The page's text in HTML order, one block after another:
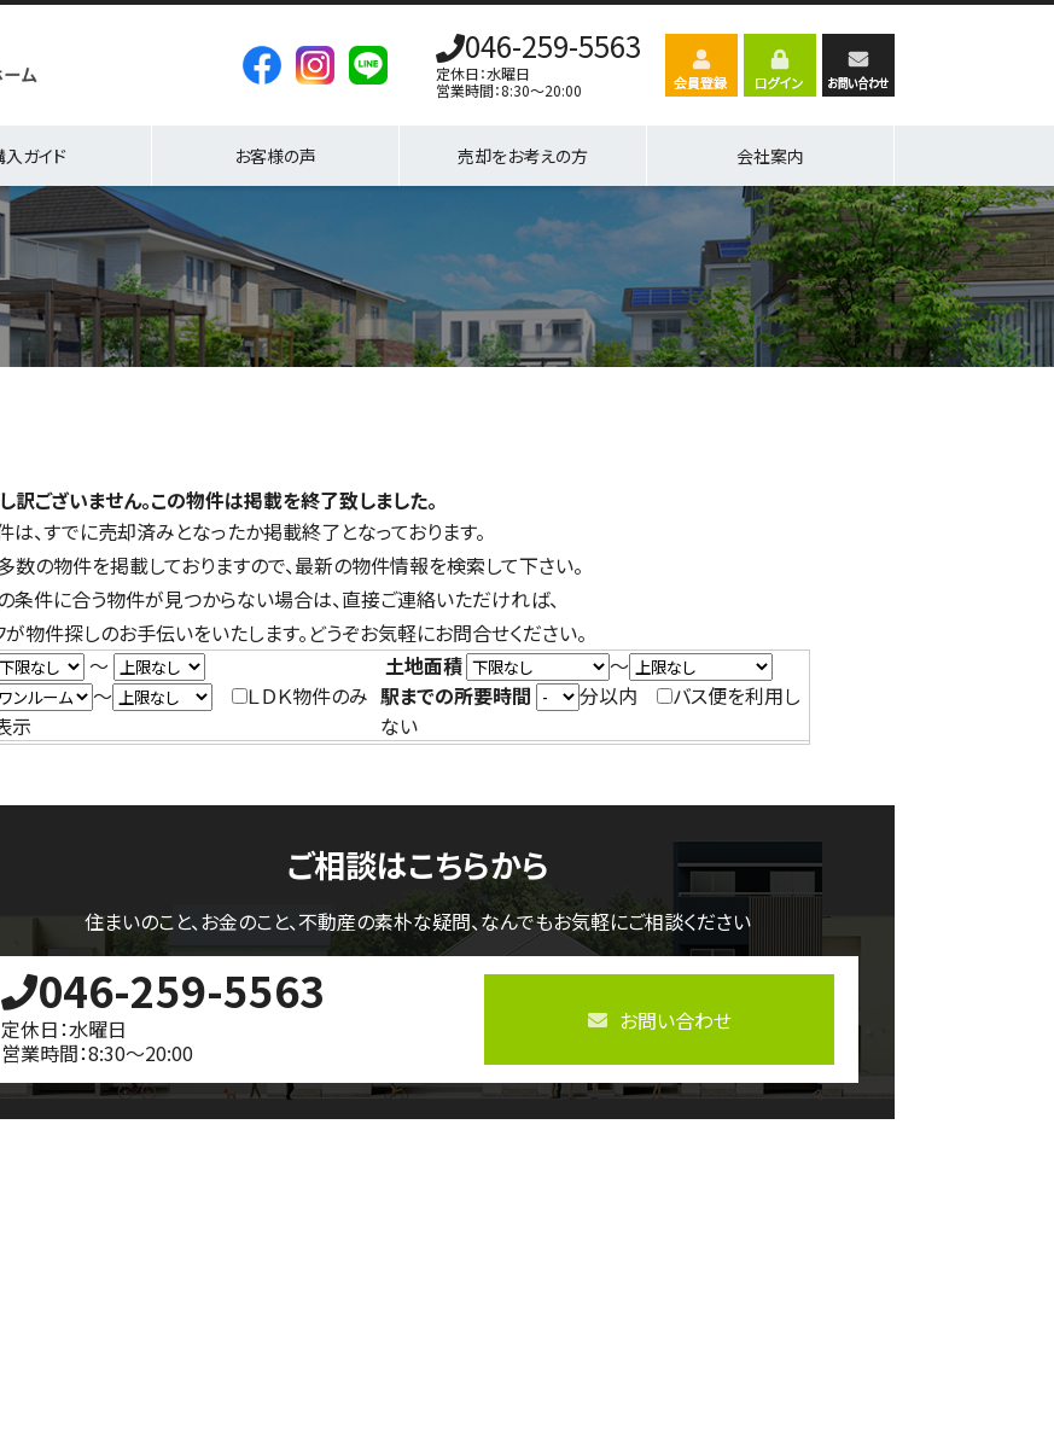
046-259-5563
定休日：水曜日
営業時間：8:30～20:00
入ガイド お客様の声 売却をお考えの方 会社案内
訳ございません。この物件は掲載を終了致しました。
は、すでに売却済みとなったか掲載終了となっております。
数の物件を掲載しておりますので、最新の物件情報を検索して下さい。
条件に合う物件が見つからない場合は、直接ご連絡いただければ、
が物件探しのお手伝いをいたします。どうぞお気軽にお問合せください。
～ 土地面積
～
～
ＬＤＫ物件のみ
示
駅までの所要時間 分以内
バス便を利用し
ない
ご相談はこちらから
住まいのこと、お金のこと、不動産の素朴な疑問、なんでもお気軽にご相談ください
046-259-5563
定休日：水曜日
営業時間：8:30～20:00
お問い合わせ